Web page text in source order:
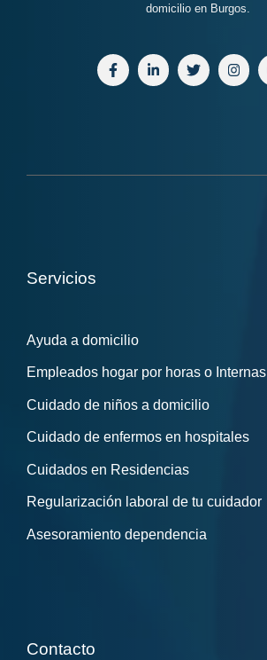
domicilio en Burgos.
Servicios
Ayuda a domicilio
Empleados hogar por horas o Internas
Cuidado de niños a domicilio
Cuidado de enfermos en hospitales
Cuidados en Residencias
Regularización laboral de tu cuidador
Asesoramiento dependencia
Contacto